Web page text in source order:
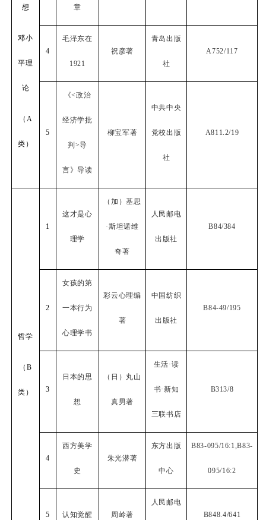
想
邓小
平理
论
（ A
类）
章
4
毛泽东在
1921
祝彦著
青岛出版
社
A752/117
5
《<政治
经济学批
判 >导
言》导读
柳宝军著
中共中央
党校出版
社
A811.2/19
哲学
（ B
类）
1
这才是心
理学
（加）基思
·斯坦诺维
奇著
人民邮电
出版社
B84/384
2
女孩的第
一本行为
心理学书
彩云心理编
著
中国纺织
出版社
B84-49/195
3
日本的思
想
（日）丸山
真男著
生活·读
书·新知
三联书店
B313/8
4
西方美学
史
朱光潜著
东方出版
中心
B83-095/16:1,B83-
095/16:2
5 认知觉醒 周岭著
人民邮电
B848.4/641